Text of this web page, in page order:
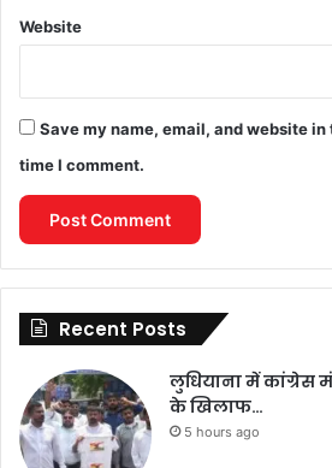
Website
Save my name, email, and website
time I comment.
Recent Posts
लुधियाना में कांग्रेस
के खिलाफ…
5 hours ago